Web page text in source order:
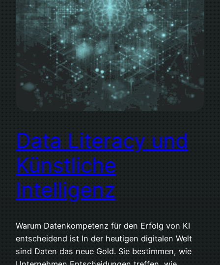
Data Literacy und
Künstliche
Intelligenz
Warum Datenkompetenz für den Erfolg von KI
entscheidend ist In der heutigen digitalen Welt
sind Daten das neue Gold. Sie bestimmen, wie